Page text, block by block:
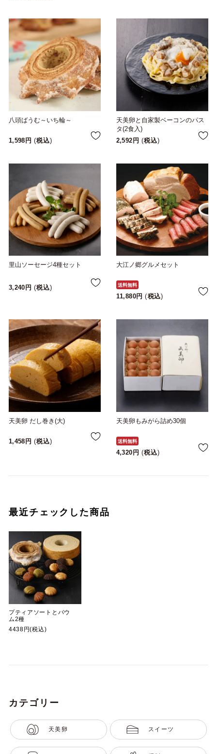
八頭ばうむ～いち輪～
1,598 税込
天美卵と自家製ベーコンのパス
タ(2食入)
2,592
税込
里山ソーセージ4種セット
3,240 税込
大江ノ郷グルメセット
送料無料
11,880 税込
天美卵 だし巻き(大)
1,458 税込
天美卵もみがら詰め30個
送料無料
4,320 税込
最近チェックした商品
プティアソートとバウ
ム2種
4438円(税込)
カテゴリー
天美卵 スイーツ